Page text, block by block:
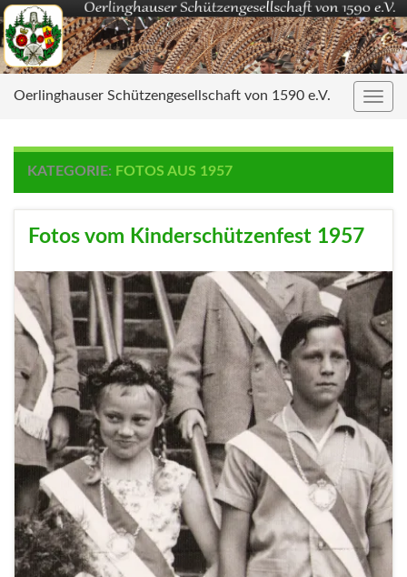
Oerlinghauser Schützengesellschaft von 1590 e.V.
KATEGORIE: FOTOS AUS 1957
Fotos vom Kinderschützenfest 1957